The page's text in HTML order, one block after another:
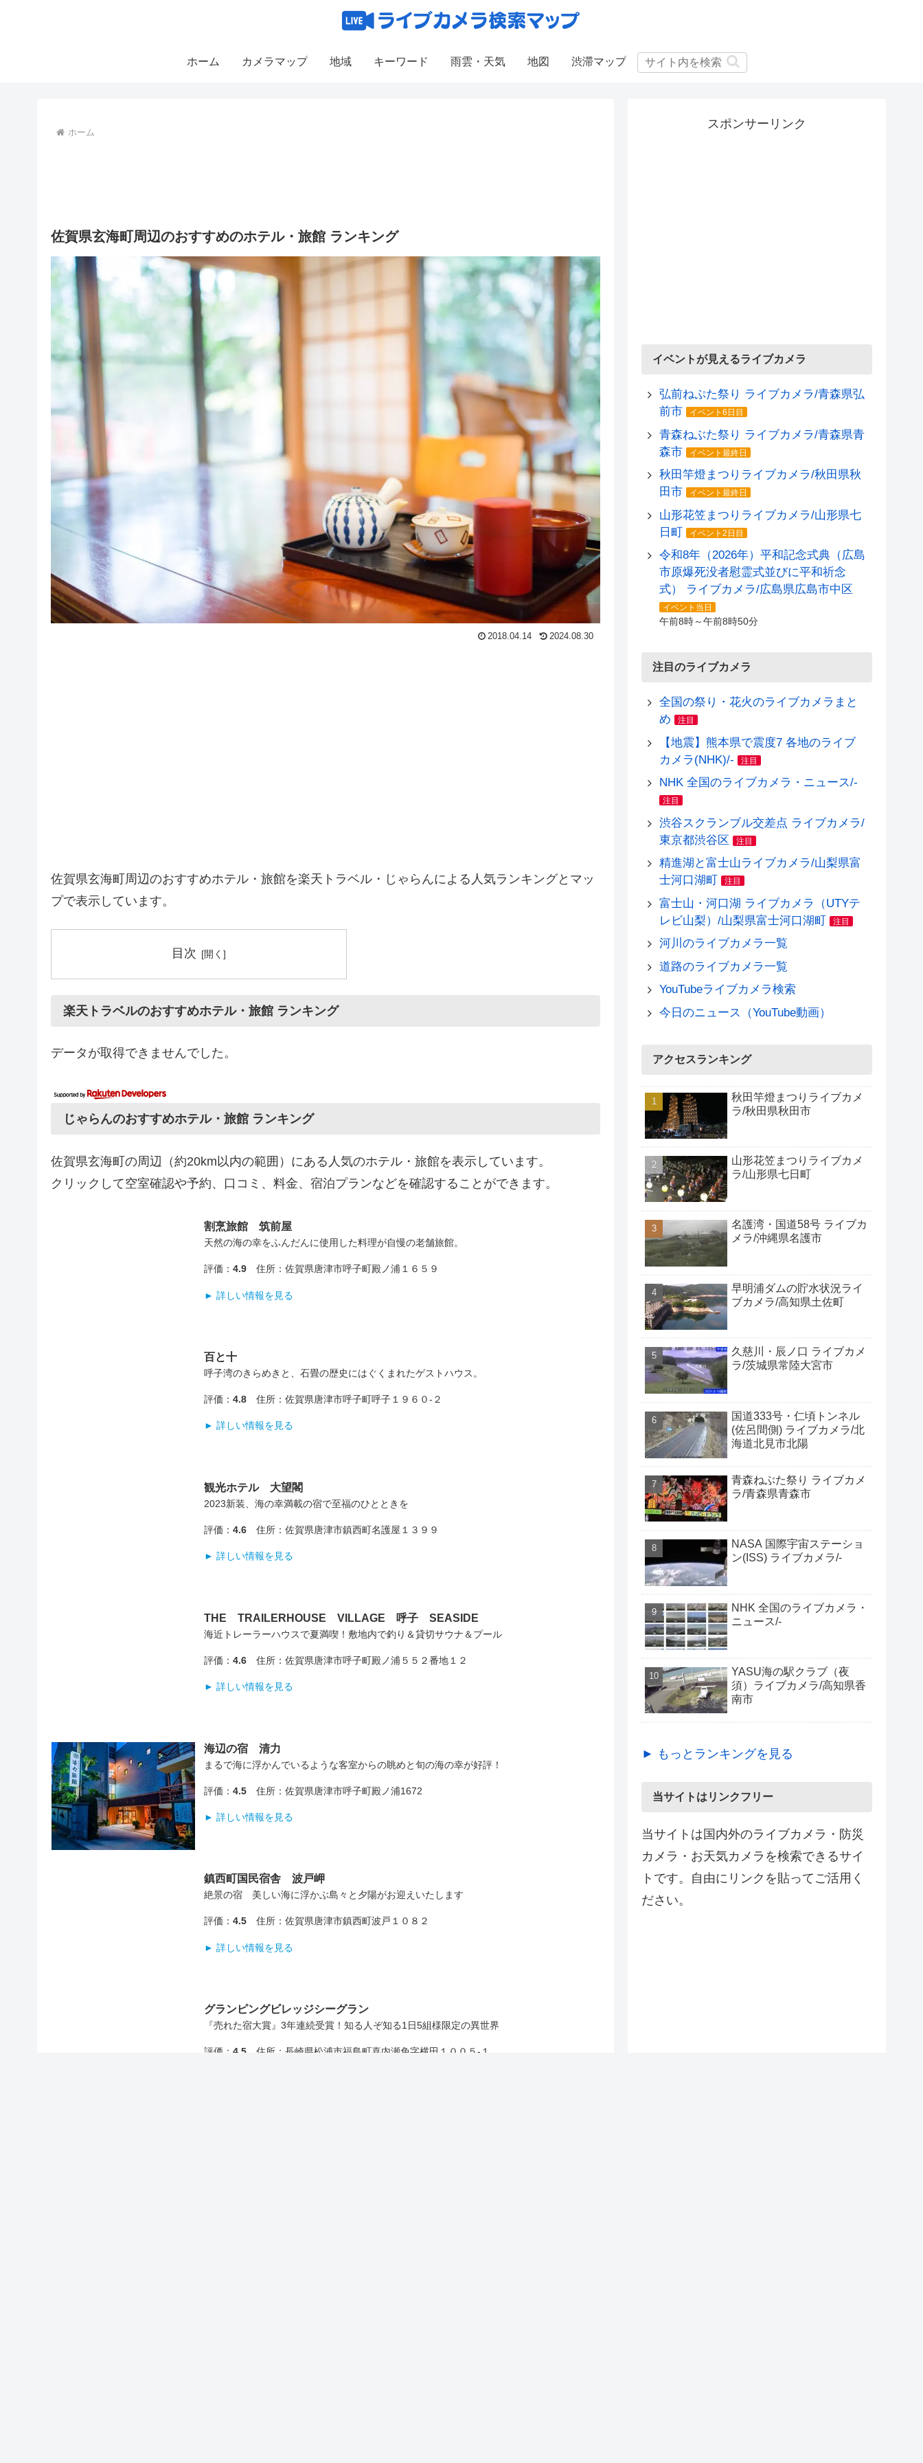
ホーム カメラマップ 地域 キーワード 雨雲・天気 地図 渋滞マップ
ホーム
佐賀県玄海町周辺のおすすめのホテル・旅館 ランキング
2018.04.14 2024.08.30
佐賀県玄海町周辺のおすすめホテル・旅館を楽天トラベル・じゃらんによる人気ランキングとマッ
プで表示しています。
目次
楽天トラベルのおすすめホテル・旅館 ランキング
データが取得できませんでした。
じゃらんのおすすめホテル・旅館 ランキング
佐賀県玄海町の周辺（約20km以内の範囲）にある人気のホテル・旅館を表示しています。
クリックして空室確認や予約、口コミ、料金、宿泊プランなどを確認することができます。
割烹旅館 筑前屋
天然の海の幸をふんだんに使用した料理が自慢の老舗旅館。
評価： 4.9住所：佐賀県唐津市呼子町殿ノ浦１６５９
► 詳しい情報を見る
百と十
呼子湾のきらめきと、石畳の歴史にはぐくまれたゲストハウス。
評価： 4.8住所：佐賀県唐津市呼子町呼子１９６０‐２
► 詳しい情報を見る
観光ホテル 大望閣
2023新装、海の幸満載の宿で至福のひとときを
評価： 4.6住所：佐賀県唐津市鎮西町名護屋１３９９
► 詳しい情報を見る
THE TRAILERHOUSE VILLAGE 呼子 SEASIDE
海近トレーラーハウスで夏満喫！敷地内で釣り＆貸切サウナ＆プール
評価： 4.6住所：佐賀県唐津市呼子町殿ノ浦５５２番地１２
► 詳しい情報を見る
海辺の宿 清力
まるで海に浮かんでいるような客室からの眺めと旬の海の幸が好評！
評価： 4.5住所：佐賀県唐津市呼子町殿ノ浦1672
► 詳しい情報を見る
鎮西町国民宿舎 波戸岬
絶景の宿 美しい海に浮かぶ島々と夕陽がお迎えいたします
評価： 4.5住所：佐賀県唐津市鎮西町波戸１０８２
► 詳しい情報を見る
グランピングビレッジシーグラン
『売れた宿大賞』3年連続受賞！知る人ぞ知る1日5組様限定の異世界
評価： 4.5住所：長崎県松浦市福島町喜内瀬免字横田１００５‐１
スポンサーリンク
イベントが見えるライブカメラ
弘前ねぷた祭り ライブカメラ/青森県弘
前市
イベント6日目
青森ねぶた祭り ライブカメラ/青森県青
森市
イベント最終日
秋田竿燈まつりライブカメラ/秋田県秋
田市
イベント最終日
山形花笠まつりライブカメラ/山形県七
日町
イベント2日目
令和8年（2026年）平和記念式典（広島
市原爆死没者慰霊式並びに平和祈念
式） ライブカメラ/広島県広島市中区
イベント当日
午前8時～午前8時50分
注目のライブカメラ
全国の祭り・花火のライブカメラまと
め
注目
【地震】熊本県で震度7 各地のライブ
カメラ(NHK)/-
注目
NHK 全国のライブカメラ・ニュース/-
注目
渋谷スクランブル交差点 ライブカメラ/
東京都渋谷区
注目
精進湖と富士山ライブカメラ/山梨県富
士河口湖町
注目
富士山・河口湖 ライブカメラ（UTYテ
レビ山梨）/山梨県富士河口湖町
注目
河川のライブカメラ一覧
道路のライブカメラ一覧
YouTubeライブカメラ検索
今日のニュース（YouTube動画）
アクセスランキング
秋田竿燈まつりライブカメ
ラ/秋田県秋田市
山形花笠まつりライブカメ
ラ/山形県七日町
名護湾・国道58号 ライブカ
メラ/沖縄県名護市
早明浦ダムの貯水状況ライ
ブカメラ/高知県土佐町
久慈川・辰ノ口 ライブカメ
ラ/茨城県常陸大宮市
国道333号・仁頃トンネル
(佐呂間側) ライブカメラ/北
海道北見市北陽
青森ねぶた祭り ライブカメ
ラ/青森県青森市
NASA 国際宇宙ステーショ
ン(ISS) ライブカメラ/-
NHK 全国のライブカメラ・
ニュース/-
YASU海の駅クラブ（夜
須）ライブカメラ/高知県香
南市
► もっとランキングを見る
当サイトはリンクフリー
当サイトは国内外のライブカメラ・防災
カメラ・お天気カメラを検索できるサイ
トです。自由にリンクを貼ってご活用く
ださい。